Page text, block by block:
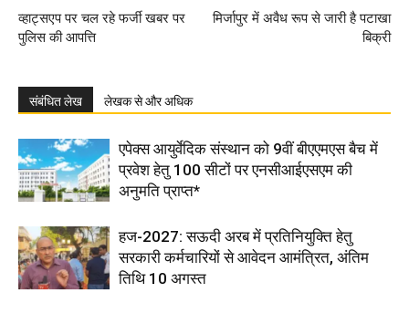
व्हाट्सएप पर चल रहे फर्जी खबर पर
पुलिस की आपत्ति
मिर्जापुर में अवैध रूप से जारी है पटाखा
बिक्री
संबंधित लेख लेखक से और अधिक
एपेक्स आयुर्वेदिक संस्थान को 9वीं बीएएमएस बैच में
प्रवेश हेतु 100 सीटों पर एनसीआईएसएम की
अनुमति प्राप्त*
हज-2027: सऊदी अरब में प्रतिनियुक्ति हेतु
सरकारी कर्मचारियों से आवेदन आमंत्रित, अंतिम
तिथि 10 अगस्त